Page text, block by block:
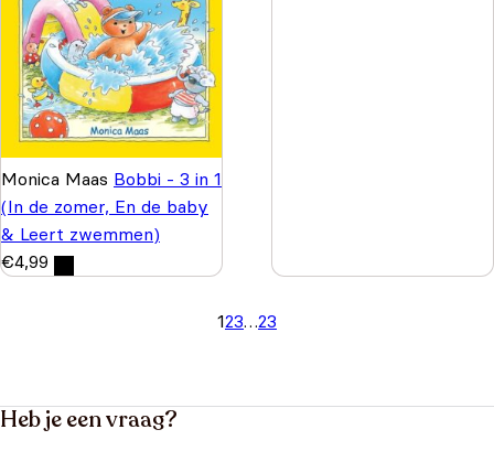
Monica Maas Bobbi - 3 in 1
(In de zomer, En de baby
& Leert zwemmen)
€4,99
123…23
Heb je een vraag?